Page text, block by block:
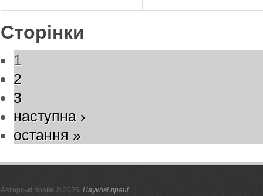
Сторінки
1
2
3
наступна ›
остання »
Авторські права © 2026, Наукові праці